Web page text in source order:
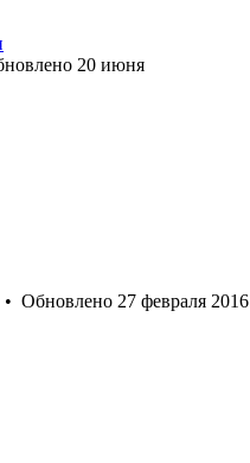
20 июня
• Обновлено 27 февраля 2016